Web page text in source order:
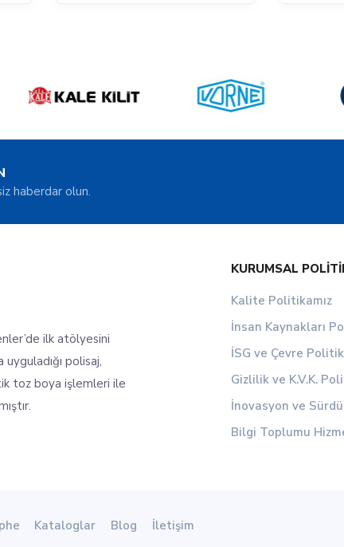
haberdar olun.
ilk atölyesini
polisaj,
toz boya işlemleri ile
KURUMSAL
Kalite Politikamız
İnsan Kaynakları
İSG ve Çevre
Gizlilik ve K.V.K.
İnovasyon ve
Bilgi Toplumu
Kataloglar Blog İletişim